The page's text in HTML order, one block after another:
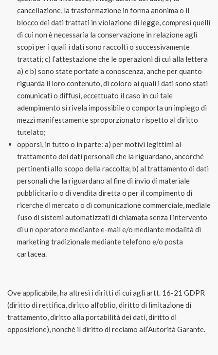
cancellazione, la trasformazione in forma anonima o il
blocco dei dati trattati in violazione di legge, compresi quelli
di cui non è necessaria la conservazione in relazione agli
scopi per i quali i dati sono raccolti o successivamente
trattati; c) l’attestazione che le operazioni di cui alla lettera
a) e b) sono state portate a conoscenza, anche per quanto
riguarda il loro contenuto, di coloro ai quali i dati sono stati
comunicati o diffusi, eccettuato il caso in cui tale
adempimento si rivela impossibile o comporta un impiego di
mezzi manifestamente sproporzionato rispetto al diritto
tutelato;
opporsi, in tutto o in parte: a) per motivi legittimi al
trattamento dei dati personali che la riguardano, ancorché
pertinenti allo scopo della raccolta; b) al trattamento di dati
personali che la riguardano al fine di invio di materiale
pubblicitario o di vendita diretta o per il compimento di
ricerche di mercato o di comunicazione commerciale, mediale
l’uso di sistemi automatizzati di chiamata senza l’intervento
di u n operatore mediante e-mail e/o mediante modalità di
marketing tradizionale mediante telefono e/o posta
cartacea.
Ove applicabile, ha altresì i diritti di cui agli artt. 16-21 GDPR
(diritto di rettifica, diritto all’oblio, diritto di limitazione di
trattamento, diritto alla portabilità dei dati, diritto di
opposizione), nonché il diritto di reclamo all’Autorità Garante.